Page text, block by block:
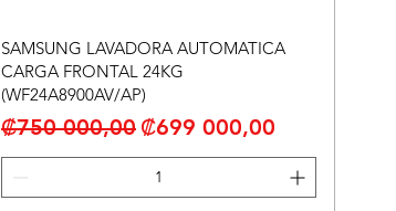
SAMSUNG LAVADORA AUTOMATICA
CARGA FRONTAL 24KG
(WF24A8900AV/AP)
Precio
₡750 000,00 Precio de oferta
₡699 000,00